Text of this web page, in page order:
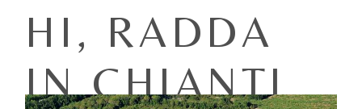
HI, RADDA
IN CHIANTI